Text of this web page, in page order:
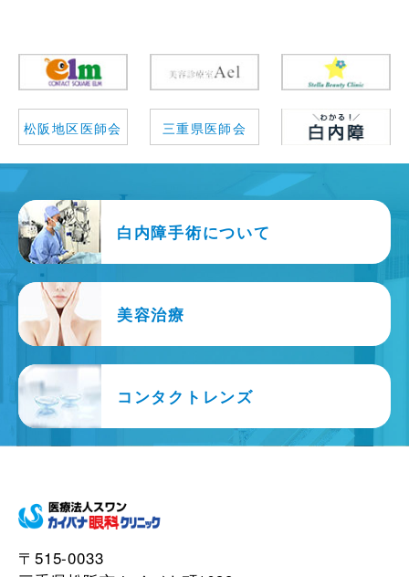
松阪地区医師会 三重県医師会
白内障手術について
美容治療
コンタクトレンズ
〒515-0033